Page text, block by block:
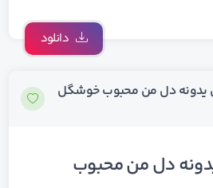
دانلود
یدونه دل من محبوب خوشگل
دل من محبوب